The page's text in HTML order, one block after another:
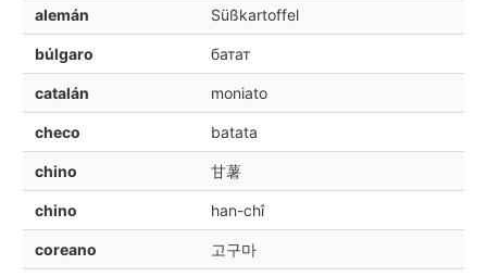
alemán Süßkartoffel
búlgaro батат
catalán moniato
checo batata
chino 甘薯
chino han-chî
coreano 고구마